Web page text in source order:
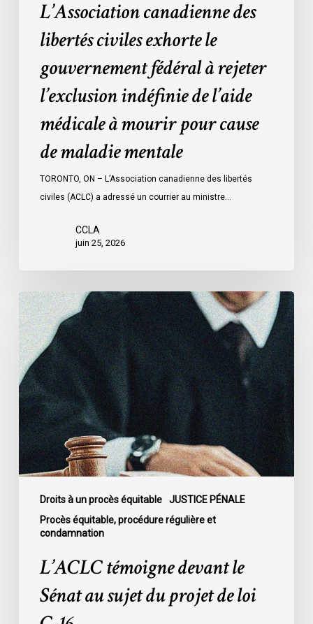
l’aide
médicale
mourir
cause
maladie
mentale
L’Association canadienne des
libertés civiles exhorte le
gouvernement fédéral à rejeter
l’exclusion indéfinie de l’aide
médicale à mourir pour cause
de maladie mentale
TORONTO, ON – L’Association canadienne des libertés
civiles (ACLC) a adressé un courrier au ministre…
CCLA
juin 25, 2026
Droits à un procès équitable
JUSTICE PÉNALE
Procès équitable, procédure régulière et
condamnation
L’ACLC
témoigne
devant
le
Sénat
au
sujet
du
projet
de
L’ACLC témoigne devant le
Sénat au sujet du projet de loi